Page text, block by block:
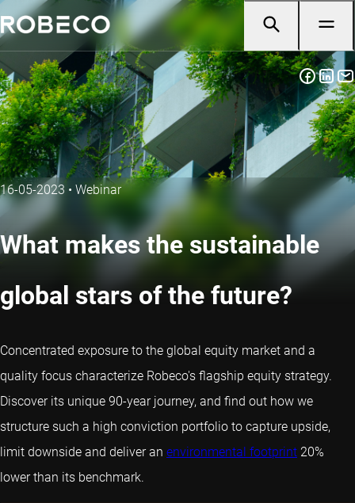
16-05-2023 • Webinar
What makes the sustainable
global stars of the future?
Concentrated exposure to the global equity market and a
quality focus characterize Robeco's flagship equity strategy.
Discover its unique 90-year journey, and find out how we
structure such a high conviction portfolio to capture upside,
limit downside and deliver an environmental footprint 20%
lower than its benchmark.